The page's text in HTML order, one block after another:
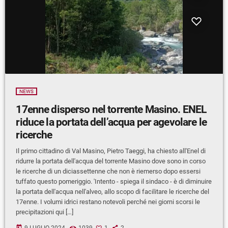
NEWS
17enne disperso nel torrente Masino. ENEL
riduce la portata dell’acqua per agevolare le
ricerche
Il primo cittadino di Val Masino, Pietro Taeggi, ha chiesto all'Enel di
ridurre la portata dell'acqua del torrente Masino dove sono in corso
le ricerche di un diciassettenne che non è riemerso dopo essersi
tuffato questo pomeriggio. 'Intento - spiega il sindaco - è di diminuire
la portata dell'acqua nell'alveo, allo scopo di facilitare le ricerche del
17enne. I volumi idrici restano notevoli perché nei giorni scorsi le
precipitazioni qui […]